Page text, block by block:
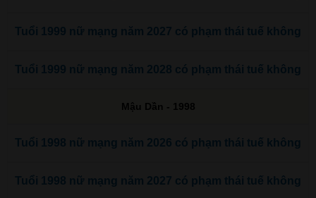
Tuổi 1999 nữ mạng năm 2027 có phạm thái tuế không
Tuổi 1999 nữ mạng năm 2028 có phạm thái tuế không
Mậu Dần - 1998
Tuổi 1998 nữ mạng năm 2026 có phạm thái tuế không
Tuổi 1998 nữ mạng năm 2027 có phạm thái tuế không